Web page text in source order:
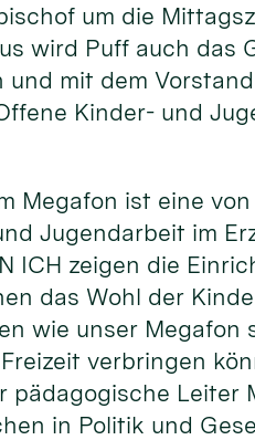
um die
wird Puff auch das
mit dem
Kinder- und
Megafon ist eine
Jugendarbeit im
ICH zeigen die
das Wohl der
wie unser Megafon
verbringen
Leiter
in Politik und